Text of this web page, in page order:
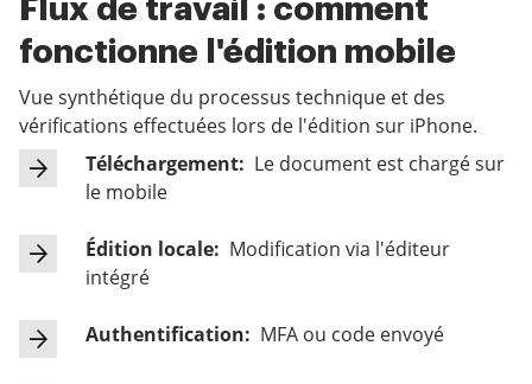
Flux de travail : comment
fonctionne l'édition mobile
Vue synthétique du processus technique et des
vérifications effectuées lors de l'édition sur iPhone.
Téléchargement: Le document est chargé sur
le mobile
Édition locale: Modification via l'éditeur
intégré
Authentification: MFA ou code envoyé